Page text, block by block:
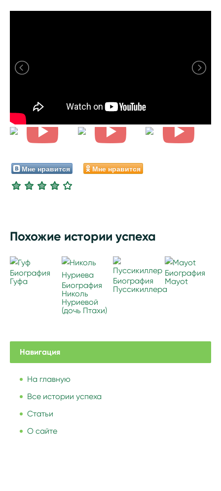
Мне нравится Мне нравится
Похожие истории успеха
Биография
Гуфа
Биография
Николь
Нуриевой
(дочь Птахи)
Биография
Пуссикиллера
Биография
Mayot
Навигация
На главную
Все истории успеха
Статьи
О сайте